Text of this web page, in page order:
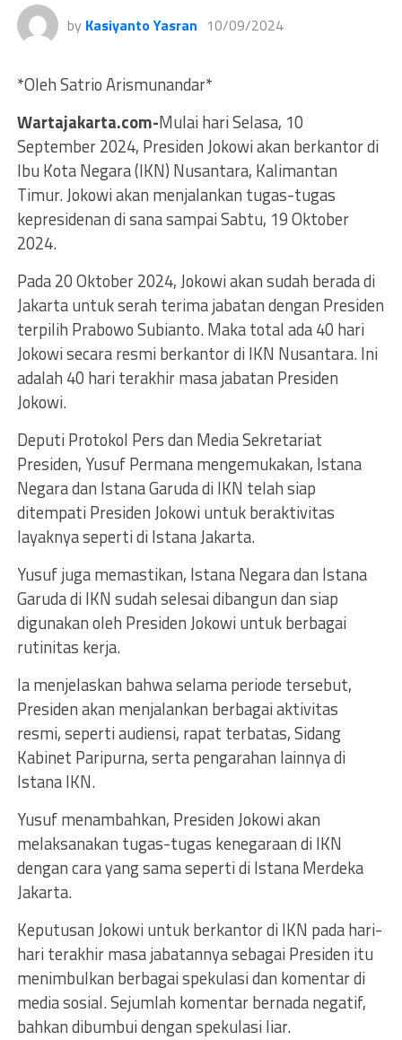
by Kasiyanto Yasran 10/09/2024
*Oleh Satrio Arismunandar*
Wartajakarta.com-Mulai hari Selasa, 10
September 2024, Presiden Jokowi akan berkantor di
Ibu Kota Negara (IKN) Nusantara, Kalimantan
Timur. Jokowi akan menjalankan tugas-tugas
kepresidenan di sana sampai Sabtu, 19 Oktober
2024.
Pada 20 Oktober 2024, Jokowi akan sudah berada di
Jakarta untuk serah terima jabatan dengan Presiden
terpilih Prabowo Subianto. Maka total ada 40 hari
Jokowi secara resmi berkantor di IKN Nusantara. Ini
adalah 40 hari terakhir masa jabatan Presiden
Jokowi.
Deputi Protokol Pers dan Media Sekretariat
Presiden, Yusuf Permana mengemukakan, Istana
Negara dan Istana Garuda di IKN telah siap
ditempati Presiden Jokowi untuk beraktivitas
layaknya seperti di Istana Jakarta.
Yusuf juga memastikan, Istana Negara dan Istana
Garuda di IKN sudah selesai dibangun dan siap
digunakan oleh Presiden Jokowi untuk berbagai
rutinitas kerja.
Ia menjelaskan bahwa selama periode tersebut,
Presiden akan menjalankan berbagai aktivitas
resmi, seperti audiensi, rapat terbatas, Sidang
Kabinet Paripurna, serta pengarahan lainnya di
Istana IKN.
Yusuf menambahkan, Presiden Jokowi akan
melaksanakan tugas-tugas kenegaraan di IKN
dengan cara yang sama seperti di Istana Merdeka
Jakarta.
Keputusan Jokowi untuk berkantor di IKN pada hari-
hari terakhir masa jabatannya sebagai Presiden itu
menimbulkan berbagai spekulasi dan komentar di
media sosial. Sejumlah komentar bernada negatif,
bahkan dibumbui dengan spekulasi liar.